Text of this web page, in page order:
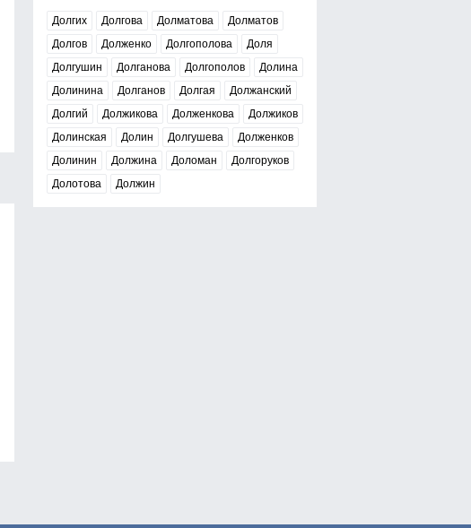
Долгих Долгова Долматова
Долматов
Долгов
Долженко Долгополова
Доля
Долгушин
Долганова Долгополов
Долина
Долинина
Долганов Долгая
Должанский
Долгий
Должикова Долженкова
Должиков
Долинская
Долин Долгушева
Долженков
Долинин
Должина Доломан
Долгоруков
Долотова
Должин